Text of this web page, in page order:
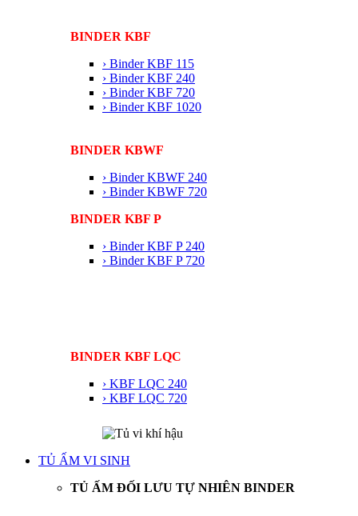
BINDER KBF
› Binder KBF 115
› Binder KBF 240
› Binder KBF 720
› Binder KBF 1020
BINDER KBWF
› Binder KBWF 240
› Binder KBWF 720
BINDER KBF P
› Binder KBF P 240
› Binder KBF P 720
BINDER KBF LQC
› KBF LQC 240
› KBF LQC 720
TỦ ẤM VI SINH
TỦ ẤM ĐỐI LƯU TỰ NHIÊN BINDER